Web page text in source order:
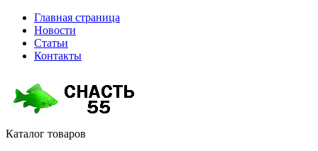
Главная страница
Новости
Статьи
Контакты
Каталог товаров